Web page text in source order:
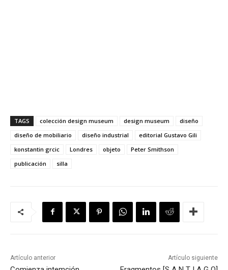
TAGS colección design museum design museum
diseño
diseño de mobiliario
diseño industrial
editorial Gustavo Gili
konstantin grcic
Londres objeto
Peter Smithson
publicación
silla
Artículo anterior Artículo siguiente